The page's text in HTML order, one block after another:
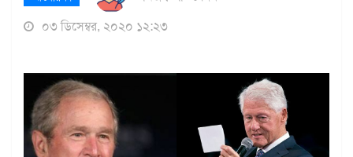
০৩ ডিসেম্বর, ২০২০ ১২:২৩